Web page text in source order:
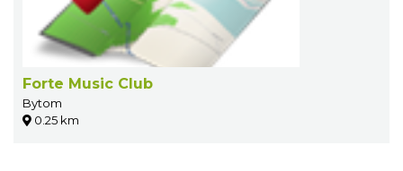
Forte Music Club
Bytom
0.25 km